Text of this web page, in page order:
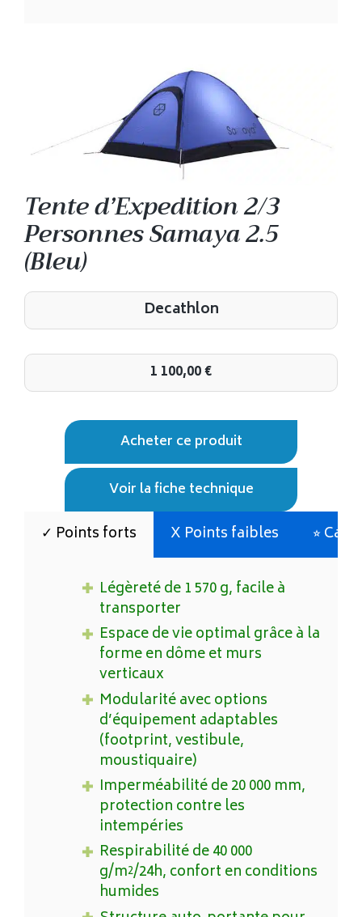
Tente d’Expedition 2/3
Personnes Samaya 2.5
(Bleu)
Decathlon
1 100,00€
Acheter ce produit
Voir la fiche technique
✓ Points forts X Points faibles ⭐︎
Légèreté de 1 570 g, facile à
transporter
Espace de vie optimal grâce à la
forme en dôme et murs
verticaux
Modularité avec options
d’équipement adaptables
(footprint, vestibule,
moustiquaire)
Imperméabilité de 20 000 mm,
protection contre les
intempéries
Respirabilité de 40 000
g/m²/24h, confort en conditions
humides